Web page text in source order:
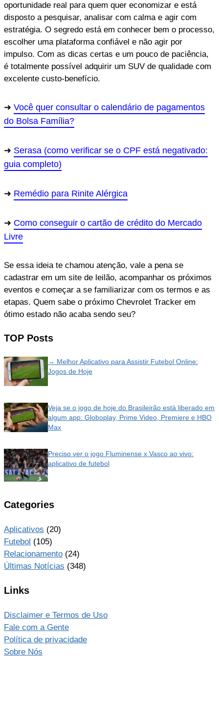
oportunidade real para quem quer economizar e está
disposto a pesquisar, analisar com calma e agir com
estratégia. O segredo está em conhecer bem o processo,
escolher uma plataforma confiável e não agir por
impulso. Com as dicas certas e um pouco de paciência,
é totalmente possível adquirir um SUV de qualidade com
excelente custo-benefício.
Você quer consultar o calendário de pagamentos
do Bolsa Família?
Serasa (como verificar se o CPF está negativado:
guia completo)
Remédio para Rinite Alérgica
Como conseguir o cartão de crédito do Mercado
Livre
Se essa ideia te chamou atenção, vale a pena se
cadastrar em um site de leilão, acompanhar os próximos
eventos e começar a se familiarizar com os termos e as
etapas. Quem sabe o próximo Chevrolet Tracker em
ótimo estado não acaba sendo seu?
TOP Posts
→ Melhor Aplicativo para Assistir Futebol Online:
Jogos de Hoje
Veja se o jogo de hoje do Brasileirão está liberado em
algum app: Globoplay, Prime Video, Premiere e HBO
Max
Preciso ver o jogo Fluminense x Vasco ao vivo:
aplicativo de futebol
Categories
Aplicativos (20)
Futebol (105)
Relacionamento (24)
Últimas Notícias (348)
Links
Disclaimer e Termos de Uso
Fale com a Gente
Política de privacidade
Sobre Nós